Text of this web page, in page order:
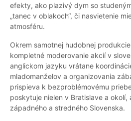
efekty, ako plazivý dym so
„tanec v oblakoch“, či nasvietenie
atmosféru.
Okrem samotnej hudobnej
kompletné moderovanie akcií v
anglickom jazyku vrátane
mladomanželov a organizovania
prispieva k bezproblémovému
poskytuje nielen v Bratislave a okolí,
západného a stredného Slovenska.